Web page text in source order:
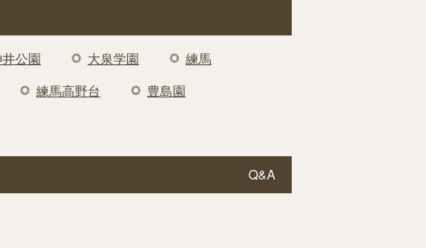
公園 大泉学園 練馬
練馬高野台 豊島園
Q&A